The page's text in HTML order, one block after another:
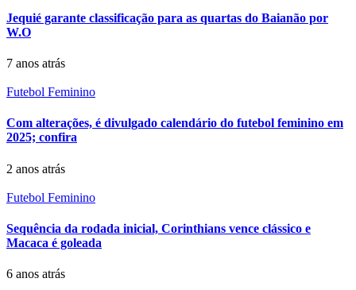
Jequié garante classificação para as quartas do Baianão por
W.O
7 anos atrás
Futebol Feminino
Com alterações, é divulgado calendário do futebol feminino em
2025; confira
2 anos atrás
Futebol Feminino
Sequência da rodada inicial, Corinthians vence clássico e
Macaca é goleada
6 anos atrás